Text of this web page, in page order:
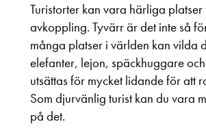
Turistorter kan vara härliga
avkoppling. Tyvärr är det inte så
många platser i världen kan vilda
elefanter, lejon, späckhuggare
utsättas för mycket lidande för att
Som djurvänlig turist kan du vara
på det.